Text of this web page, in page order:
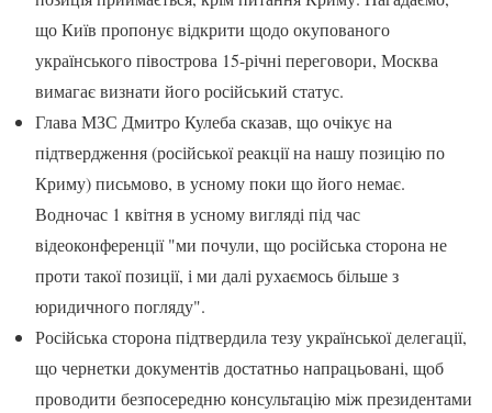
що Київ пропонує відкрити щодо окупованого
українського півострова 15-річні переговори, Москва
вимагає визнати його російський статус.
Глава МЗС Дмитро Кулеба сказав, що очікує на
підтвердження (російської реакції на нашу позицію по
Криму) письмово, в усному поки що його немає.
Водночас 1 квітня в усному вигляді під час
відеоконференції "ми почули, що російська сторона не
проти такої позиції, і ми далі рухаємось більше з
юридичного погляду".
Російська сторона підтвердила тезу української делегації,
що чернетки документів достатньо напрацьовані, щоб
проводити безпосередню консультацію між президентами